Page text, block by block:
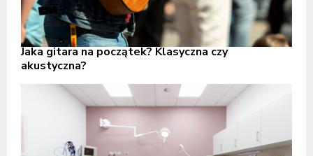
Jaka gitara na początek? Klasyczna czy
akustyczna?